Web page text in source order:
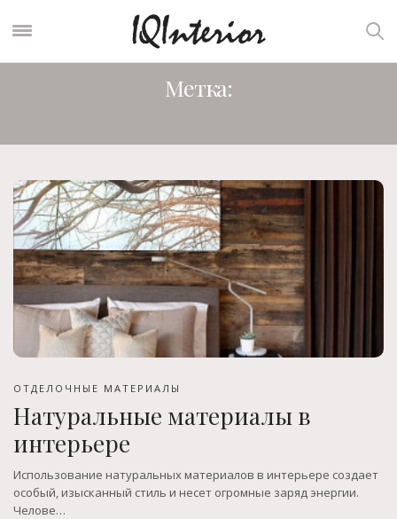
Метка:
ОТДЕЛОЧНЫЕ МАТЕРИАЛЫ
Натуральные материалы в
интерьере
Использование натуральных материалов в интерьере создает
особый, изысканный стиль и несет огромные заряд энергии.
Челове…